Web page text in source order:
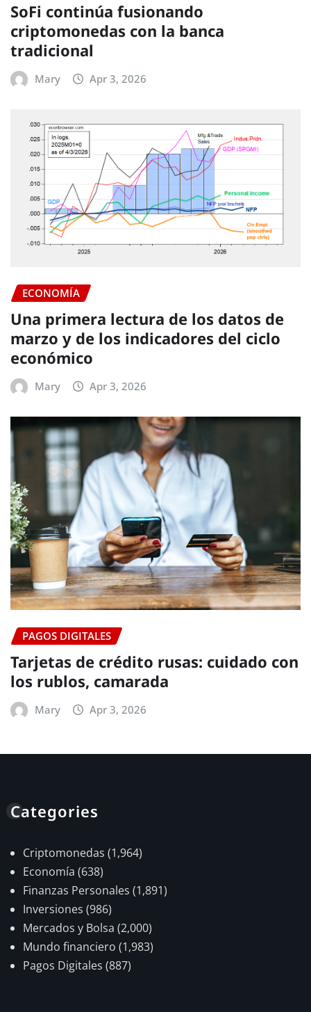
SoFi continúa fusionando
criptomonedas con la banca
tradicional
Mary Apr 3, 2026
ECONOMÍA
Una primera lectura de los datos de
marzo y de los indicadores del ciclo
económico
Mary Apr 3, 2026
PAGOS DIGITALES
Tarjetas de crédito rusas: cuidado con
los rublos, camarada
Mary Apr 3, 2026
Categories
Criptomonedas (1,964)
Economía (638)
Finanzas Personales (1,891)
Inversiones (986)
Mercados y Bolsa (2,000)
Mundo financiero (1,983)
Pagos Digitales (887)